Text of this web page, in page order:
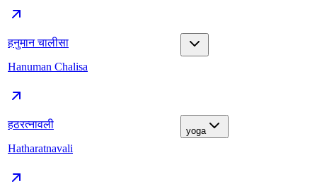
हनुमान चालीसा
Hanuman Chalisa
हठरत्नावली
Hatharatnavali
yoga